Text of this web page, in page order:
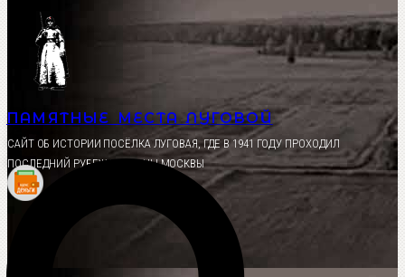
Перейти
содержимому
ПАМЯТНЫЕ МЕСТА ЛУГОВОЙ
CАЙТ ОБ ИСТОРИИ ПОСЁЛКА ЛУГОВАЯ, ГДЕ В 1941 ГОДУ ПРОХОДИЛ
ПОСЛЕДНИЙ РУБЕЖ ОБОРОНЫ МОСКВЫ